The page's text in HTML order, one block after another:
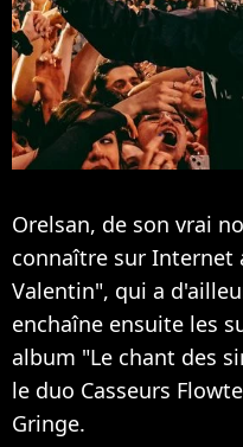
Orelsan, de son vrai
connaître sur Internet
Valentin", qui a
enchaîne ensuite les
album "Le chant des
le duo Casseurs
Gringe.